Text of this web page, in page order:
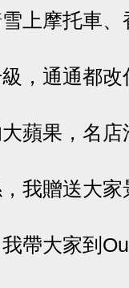
雪上摩托車
級，通通都
大蘋果，名
，我贈送大
我帶大家到